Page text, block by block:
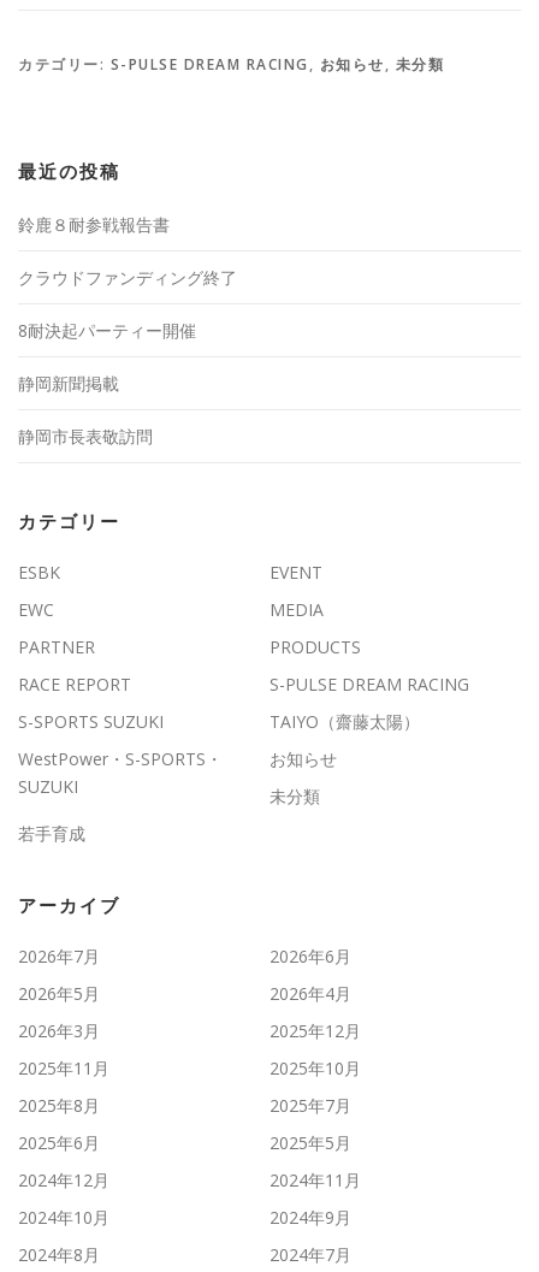
カテゴリー: S-PULSE DREAM RACING , お知らせ, 未分類
最近の投稿
鈴鹿８耐参戦報告書
クラウドファンディング終了
8耐決起パーティー開催
静岡新聞掲載
静岡市長表敬訪問
カテゴリー
ESBK
EVENT
EWC
MEDIA
PARTNER
PRODUCTS
RACE REPORT
S-PULSE DREAM RACING
S-SPORTS SUZUKI
TAIYO（齋藤太陽）
WestPower・S-SPORTS・
SUZUKI
お知らせ
未分類
若手育成
アーカイブ
2026年7月
2026年6月
2026年5月
2026年4月
2026年3月
2025年12月
2025年11月
2025年10月
2025年8月
2025年7月
2025年6月
2025年5月
2024年12月
2024年11月
2024年10月
2024年9月
2024年8月
2024年7月